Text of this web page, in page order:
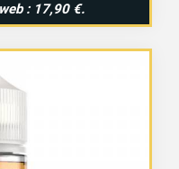
: 17,90 €.